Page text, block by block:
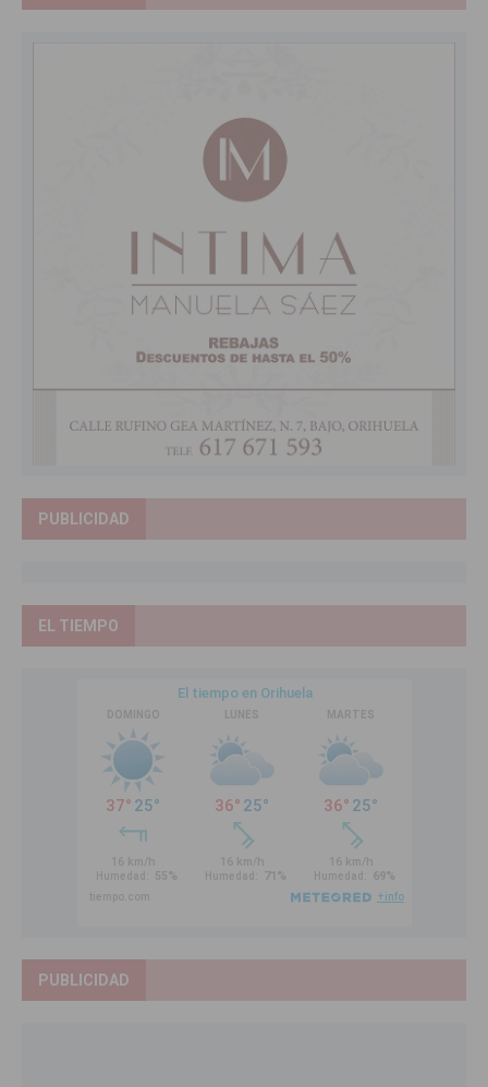
PUBLICIDAD
EL TIEMPO
PUBLICIDAD